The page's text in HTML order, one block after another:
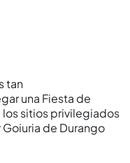
tan
una Fiesta de
sitios privilegiados
de Durango